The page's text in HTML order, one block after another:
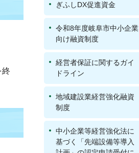
終
ぎふしDX促進資金
令和8年度岐阜市中小企業
向け融資制度
経営者保証に関するガイ
ドライン
地域建設業経営強化融資
制度
中小企業等経営強化法に
基づく「先端設備等導入